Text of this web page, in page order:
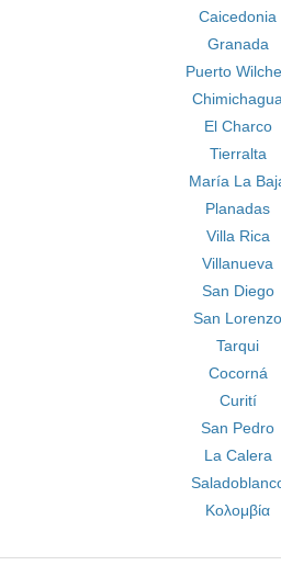
Caicedonia
Granada
Puerto
Chimichagua
El Charco
Tierralta
María La
Planadas
Villa Rica
Villanueva
San Diego
San Lorenzo
Tarqui
Cocorná
Curití
San Pedro
La Calera
Κολομβία